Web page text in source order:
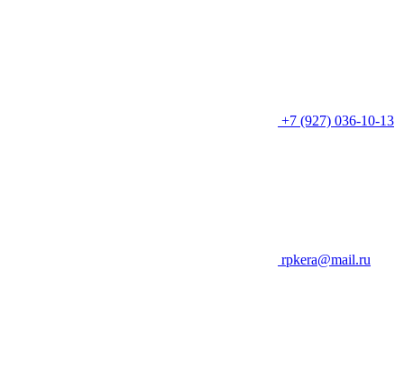
+7 (927) 036-10-13
rpkera@mail.ru